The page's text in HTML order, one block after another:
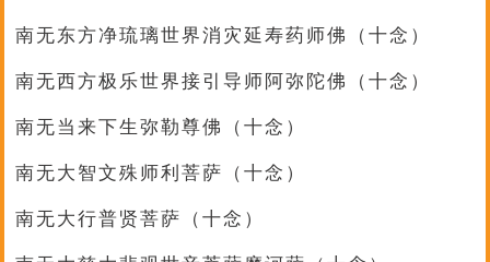
南无东方净琉璃世界消灾延寿药师佛（十念）
南无西方极乐世界接引导师阿弥陀佛（十念）
南无当来下生弥勒尊佛（十念）
南无大智文殊师利菩萨（十念）
南无大行普贤菩萨（十念）